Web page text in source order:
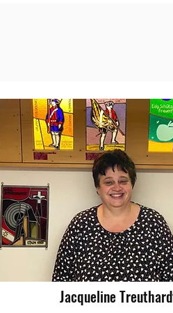
Jacqueline